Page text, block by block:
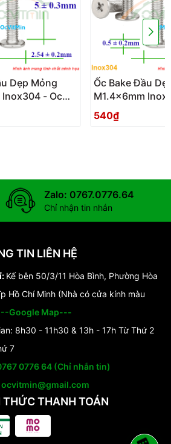
Dẹp Mỏng
- Oc
Mong
Ốc Bake Đầu
M1.4x6mm
PaKe Dau Dep
540₫
Zalo: 0767.0776.64
Chỉ nhận tin nhắn
TIN LIÊN HỆ
Kế bên 50/3/11 Hòa Bình, Phường Hòa
Hồ Chí Minh (Nhà có cửa kính màu
Google Map---
8h30 - 11h30 & 13h - 17h Từ Thứ 2
7
0776 64 (Chỉ nhắn tin)
ocvitmin@gmail.com
THỨC THANH TOÁN